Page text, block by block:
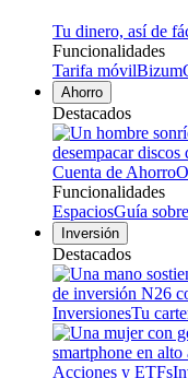
Tu dinero, así de
Funcionalidades
Tarifa móvilBizum
Ahorro
Destacados
Cuenta de Ahorro
Funcionalidades
EspaciosGuía
Inversión
Destacados
InversionesTu
Acciones y ETFs